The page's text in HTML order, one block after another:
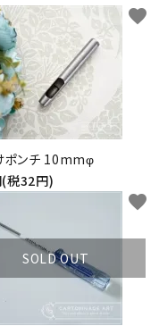
ポンチ 10mmφ
税32円)
favorite
SOLD OUT
favorite